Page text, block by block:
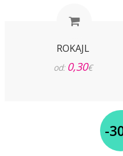
ROKAJL
od: 0,30€
-